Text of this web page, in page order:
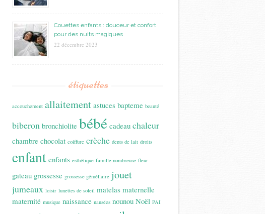
Couettes enfants : douceur et confort
pour des nuits magiques
22 décembre 2023
étiquettes
accouchement allaitement astuces bapteme beauté
biberon bronchiolite bébé cadeau chaleur
chambre chocolat coiffure crèche dents de lait droits
enfant enfants esthétique famille nombreuse fleur
gateau grossesse grossesse géméllaire jouet
jumeaux loisir lunettes de soleil matelas maternelle
maternité musique naissance nausées nounou Noël PAI